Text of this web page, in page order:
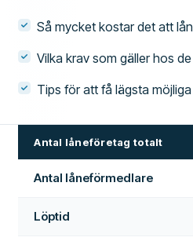
Så mycket kostar det att
Vilka krav som gäller hos
Tips för att få lägsta
Antal låneföretag totalt
Antal låneförmedlare
Löptid